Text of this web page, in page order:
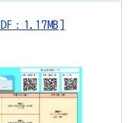
：1.17MB]